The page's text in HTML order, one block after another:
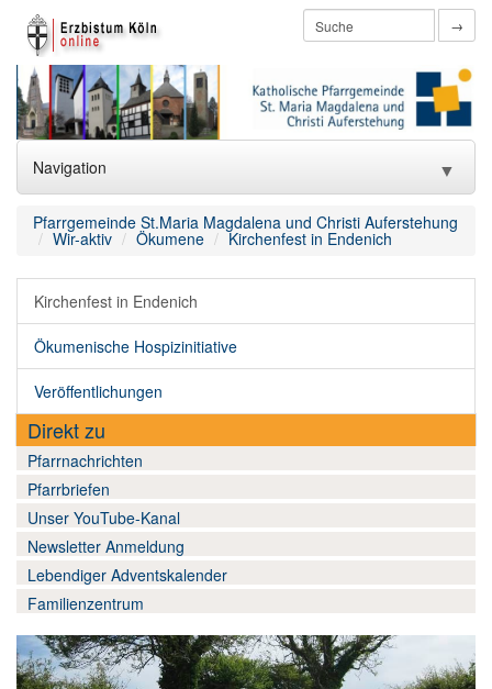
→
Navigation ▼
Home
Aktuelles
Wir-über uns
Wir-aktiv
Wir-hier und jetzt
Datenschutz
Pfarrgemeinde St.Maria Magdalena und Christi Auferstehung
Wir-aktiv Ökumene Kirchenfest in Endenich
Kirchenfest in Endenich
Ökumenische Hospizinitiative
Veröffentlichungen
Direkt zu
Pfarrnachrichten
Pfarrbriefen
Unser YouTube-Kanal
Newsletter Anmeldung
Lebendiger Adventskalender
Familienzentrum